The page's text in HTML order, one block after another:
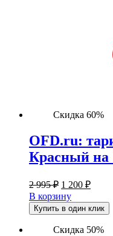
Скидка 60%
OFD.ru:
Красный на
2 995₽
цена
составляла
2
995 ₽.
1 200 ₽
1
200 ₽.
В корзину
Купить в один клик
Скидка 50%